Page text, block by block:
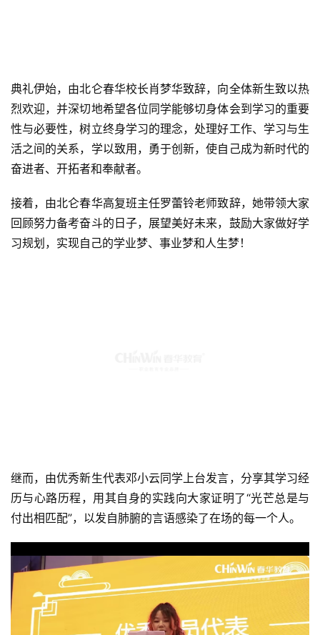
典礼伊始，由北仑春华校长肖梦华致辞，向全体新生致以热
烈欢迎，并深切地希望各位同学能够切身体会到学习的重要
性与必要性，树立终身学习的理念，处理好工作、学习与生
活之间的关系，学以致用，勇于创新，使自己成为新时代的
奋进者、开拓者和奉献者。
接着，由北仑春华高复班主任罗蕾铃老师致辞，她带领大家
回顾努力备考奋斗的日子，展望美好未来，鼓励大家做好学
习规划，实现自己的学业梦、事业梦和人生梦！
历与心路历程，用其自身的实践向大家证明了“光芒总是与
付出相匹配”，以发自肺腑的言语感染了在场的每一个人。